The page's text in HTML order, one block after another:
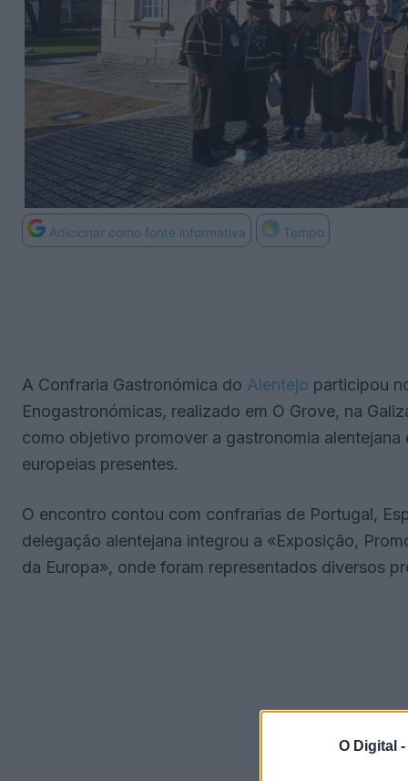
O Digital -
Adicionar como fonte informativa Tempo
A Confraria Gastronómica do Alentejo participou
Enogastronómicas, realizado em O Grove, na
como objetivo promover a gastronomia
europeias presentes.
O encontro contou com confrarias de Portugal,
delegação alentejana integrou a «Exposição,
da Europa», onde foram representados diversos